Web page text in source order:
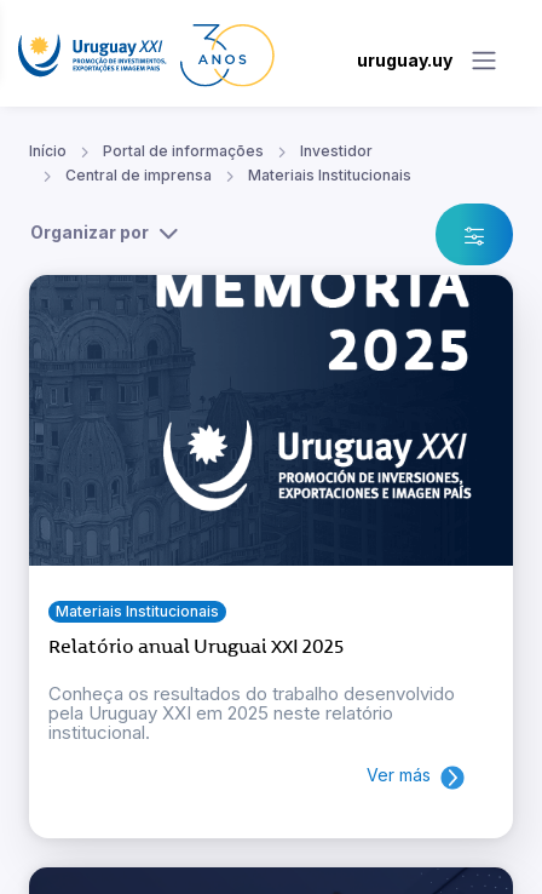
uruguay.uy
Início Portal de informações
Investidor
Central de imprensa
Materiais Institucionais
Organizar por
Materiais Institucionais
Relatório anual Uruguai XXI 2025
Conheça os resultados do trabalho desenvolvido
pela Uruguay XXI em 2025 neste relatório
institucional.
Ver más